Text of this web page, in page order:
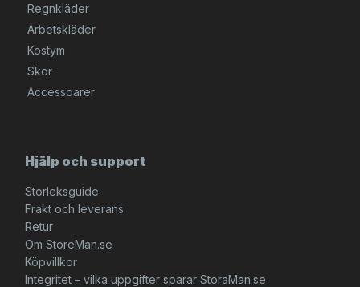
Regnkläder
Arbetskläder
Kostym
Skor
Accessoarer
Hjälp och support
Storleksguide
Frakt och leverans
Retur
Om StoreMan.se
Köpvillkor
Integritet – vilka uppgifter sparar StoraMan.se